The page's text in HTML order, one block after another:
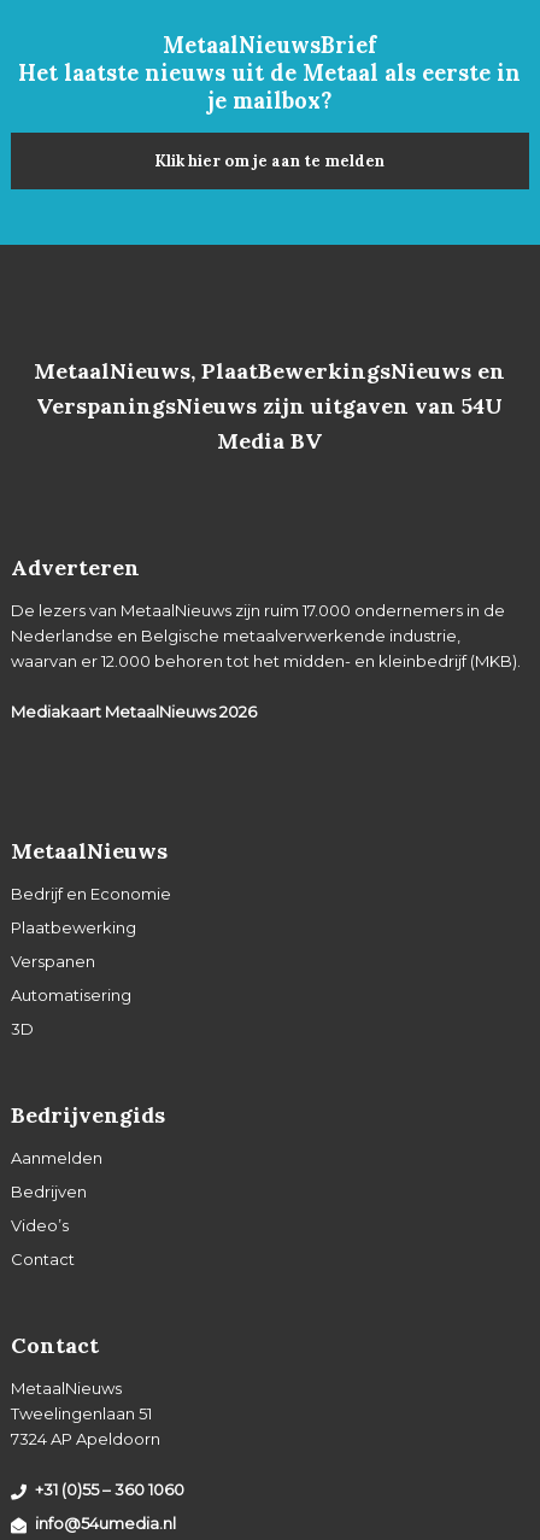
MetaalNieuwsBrief
Het laatste nieuws uit de Metaal als eerste in
je mailbox?
Klik hier om je aan te melden
MetaalNieuws, PlaatBewerkingsNieuws en
VerspaningsNieuws zijn uitgaven van 54U
Media BV
Adverteren
De lezers van MetaalNieuws zijn ruim 17.000 ondernemers in de
Nederlandse en Belgische metaalverwerkende industrie,
waarvan er 12.000 behoren tot het midden- en kleinbedrijf (MKB).
Mediakaart MetaalNieuws2026
MetaalNieuws
Bedrijf en Economie
Plaatbewerking
Verspanen
Automatisering
3D
Bedrijvengids
Aanmelden
Bedrijven
Video’s
Contact
Contact
MetaalNieuws
Tweelingenlaan 51
7324 AP Apeldoorn
+31 (0)55 – 360 1060
info@54umedia.nl